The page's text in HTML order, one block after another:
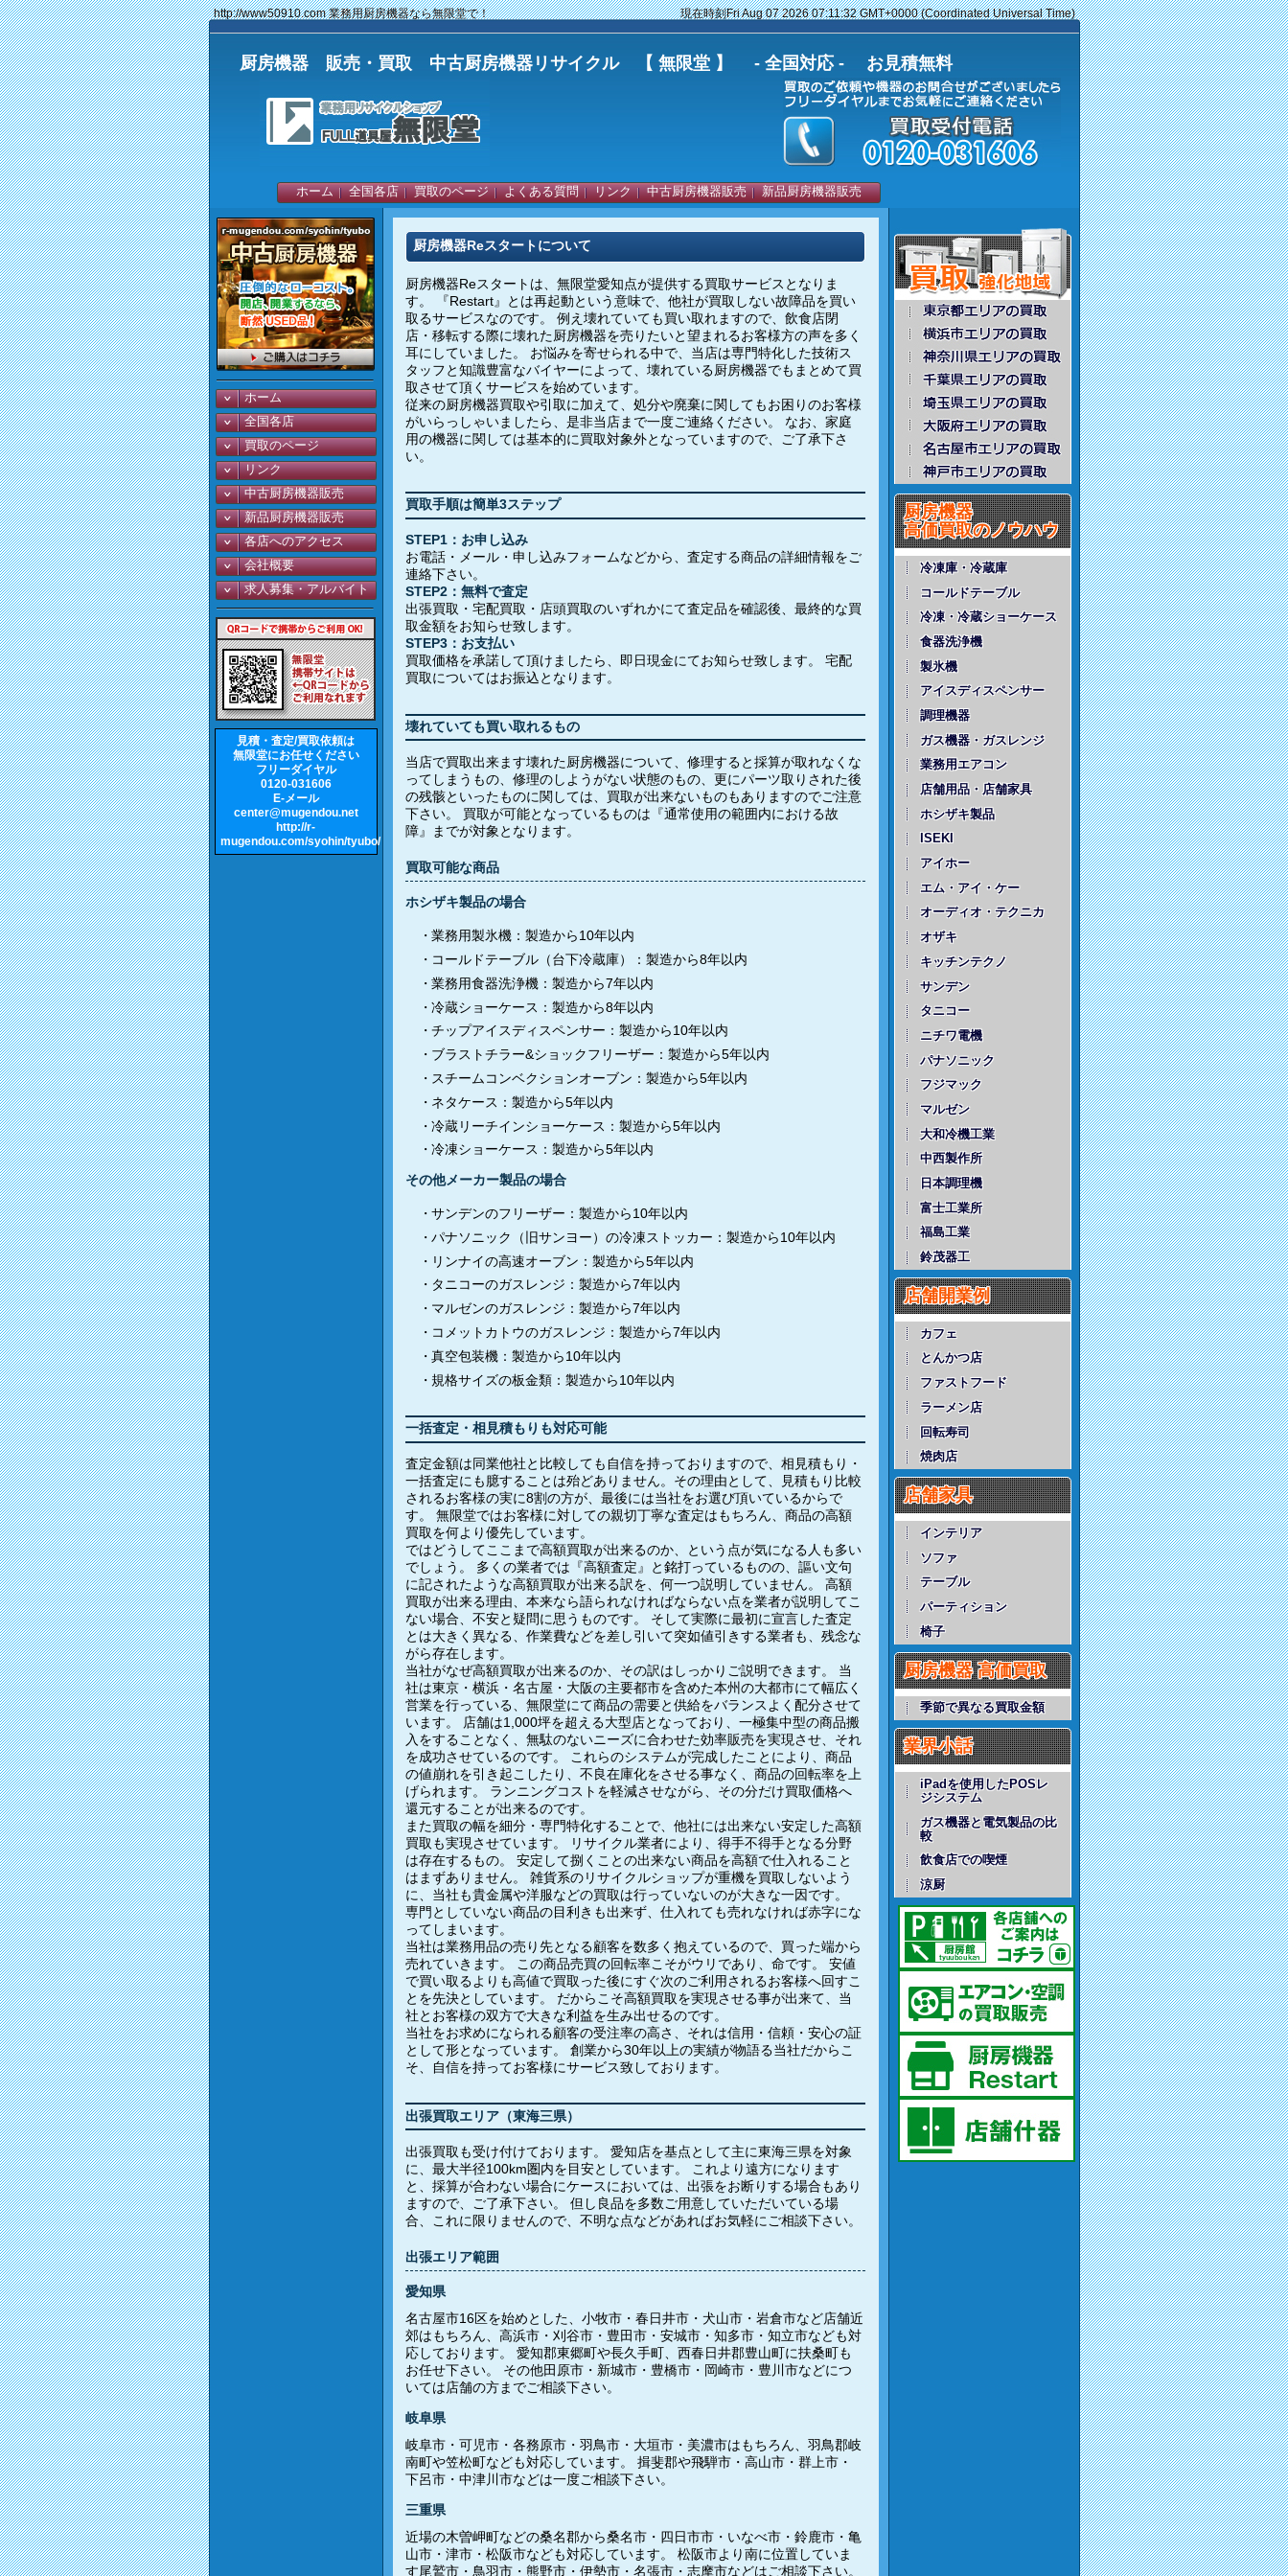
http://www50910.com 業務用厨房機器なら無限堂で！ 現在時刻Fri Aug 07 2026 07:11:32 GMT+0000 (Coordinated Universal Time)
厨房機器 販売・買取 中古厨房機器リサイクル 【 無限堂 】 - 全国対応 - お見積無料
ホーム 全国各店 買取のページ よくある質問 リンク 中古厨房機器販売 新品厨房機器販売
ホーム
全国各店
買取のページ
リンク
中古厨房機器販売
新品厨房機器販売
各店へのアクセス
会社概要
求人募集・アルバイト
見積・査定/買取依頼は
無限堂にお任せください
フリーダイヤル
0120-031606
E-メール
center@mugendou.net
http://r-
mugendou.com/syohin/tyubo/
厨房機器Reスタートについて
厨房機器Reスタートは、無限堂愛知点が提供する買取サービスとなりま
す。 『Restart』とは再起動という意味で、他社が買取しない故障品を買い
取るサービスなのです。 例え壊れていても買い取れますので、飲食店閉
店・移転する際に壊れた厨房機器を売りたいと望まれるお客様方の声を多く
耳にしていました。 お悩みを寄せられる中で、当店は専門特化した技術ス
タッフと知識豊富なバイヤーによって、壊れている厨房機器でもまとめて買
取させて頂くサービスを始めています。
従来の厨房機器買取や引取に加えて、処分や廃棄に関してもお困りのお客様
がいらっしゃいましたら、是非当店まで一度ご連絡ください。 なお、家庭
用の機器に関しては基本的に買取対象外となっていますので、ご了承下さ
い。
買取手順は簡単3ステップ
STEP1：お申し込み
お電話・メール・申し込みフォームなどから、査定する商品の詳細情報をご
連絡下さい。
STEP2：無料で査定
出張買取・宅配買取・店頭買取のいずれかにて査定品を確認後、最終的な買
取金額をお知らせ致します。
STEP3：お支払い
買取価格を承諾して頂けましたら、即日現金にてお知らせ致します。 宅配
買取についてはお振込となります。
壊れていても買い取れるもの
当店で買取出来ます壊れた厨房機器について、修理すると採算が取れなくな
ってしまうもの、修理のしようがない状態のもの、更にパーツ取りされた後
の残骸といったものに関しては、買取が出来ないものもありますのでご注意
下さい。 買取が可能となっているものは『通常使用の範囲内における故
障』までが対象となります。
買取可能な商品
ホシザキ製品の場合
業務用製氷機：製造から10年以内
コールドテーブル（台下冷蔵庫）：製造から8年以内
業務用食器洗浄機：製造から7年以内
冷蔵ショーケース：製造から8年以内
チップアイスディスペンサー：製造から10年以内
ブラストチラー&ショックフリーザー：製造から5年以内
スチームコンベクションオーブン：製造から5年以内
ネタケース：製造から5年以内
冷蔵リーチインショーケース：製造から5年以内
冷凍ショーケース：製造から5年以内
その他メーカー製品の場合
サンデンのフリーザー：製造から10年以内
パナソニック（旧サンヨー）の冷凍ストッカー：製造から10年以内
リンナイの高速オーブン：製造から5年以内
タニコーのガスレンジ：製造から7年以内
マルゼンのガスレンジ：製造から7年以内
コメットカトウのガスレンジ：製造から7年以内
真空包装機：製造から10年以内
規格サイズの板金類：製造から10年以内
一括査定・相見積もりも対応可能
査定金額は同業他社と比較しても自信を持っておりますので、相見積もり・
一括査定にも臆することは殆どありません。その理由として、見積もり比較
されるお客様の実に8割の方が、最後には当社をお選び頂いているからで
す。 無限堂ではお客様に対しての親切丁寧な査定はもちろん、商品の高額
買取を何より優先しています。
ではどうしてここまで高額買取が出来るのか、という点が気になる人も多い
でしょう。 多くの業者では『高額査定』と銘打っているものの、謳い文句
に記されたような高額買取が出来る訳を、何一つ説明していません。 高額
買取が出来る理由、本来なら語られなければならない点を業者が説明してこ
ない場合、不安と疑問に思うものです。 そして実際に最初に宣言した査定
とは大きく異なる、作業費などを差し引いて突如値引きする業者も、残念な
がら存在します。
当社がなぜ高額買取が出来るのか、その訳はしっかりご説明できます。 当
社は東京・横浜・名古屋・大阪の主要都市を含めた本州の大都市にて幅広く
営業を行っている、無限堂にて商品の需要と供給をバランスよく配分させて
います。 店舗は1,000坪を超える大型店となっており、一極集中型の商品搬
入をすることなく、無駄のないニーズに合わせた効率販売を実現させ、それ
を成功させているのです。 これらのシステムが完成したことにより、商品
の値崩れを引き起こしたり、不良在庫化をさせる事なく、商品の回転率を上
げられます。 ランニングコストを軽減させながら、その分だけ買取価格へ
還元することが出来るのです。
また買取の幅を細分・専門特化することで、他社には出来ない安定した高額
買取も実現させています。 リサイクル業者により、得手不得手となる分野
は存在するもの。 安定して捌くことの出来ない商品を高額で仕入れること
はまずありません。 雑貨系のリサイクルショップが重機を買取しないよう
に、当社も貴金属や洋服などの買取は行っていないのが大きな一因です。
専門としていない商品の目利きも出来ず、仕入れても売れなければ赤字にな
ってしまいます。
当社は業務用品の売り先となる顧客を数多く抱えているので、買った端から
売れていきます。 この商品売買の回転率こそがウリであり、命です。 安値
で買い取るよりも高値で買取った後にすぐ次のご利用されるお客様へ回すこ
とを先決としています。 だからこそ高額買取を実現させる事が出来て、当
社とお客様の双方で大きな利益を生み出せるのです。
当社をお求めになられる顧客の受注率の高さ、それは信用・信頼・安心の証
として形となっています。 創業から30年以上の実績が物語る当社だからこ
そ、自信を持ってお客様にサービス致しております。
出張買取エリア（東海三県）
出張買取も受け付けております。 愛知店を基点として主に東海三県を対象
に、最大半径100km圏内を目安としています。 これより遠方になります
と、採算が合わない場合にケースにおいては、出張をお断りする場合もあり
ますので、ご了承下さい。 但し良品を多数ご用意していただいている場
合、これに限りませんので、不明な点などがあればお気軽にご相談下さい。
出張エリア範囲
愛知県
名古屋市16区を始めとした、小牧市・春日井市・犬山市・岩倉市など店舗近
郊はもちろん、高浜市・刈谷市・豊田市・安城市・知多市・知立市なども対
応しております。 愛知郡東郷町や長久手町、西春日井郡豊山町に扶桑町も
お任せ下さい。 その他田原市・新城市・豊橋市・岡崎市・豊川市などにつ
いては店舗の方までご相談下さい。
岐阜県
岐阜市・可児市・各務原市・羽鳥市・大垣市・美濃市はもちろん、羽鳥郡岐
南町や笠松町なども対応しています。 揖斐郡や飛騨市・高山市・群上市・
下呂市・中津川市などは一度ご相談下さい。
三重県
近場の木曽岬町などの桑名郡から桑名市・四日市市・いなべ市・鈴鹿市・亀
山市・津市・松阪市なども対応しています。 松阪市より南に位置していま
す尾鷲市・鳥羽市・熊野市・伊勢市・名張市・志摩市などはご相談下さい。
厨房機器
高価買取のノウハウ
冷凍庫・冷蔵庫
コールドテーブル
冷凍・冷蔵ショーケース
食器洗浄機
製氷機
アイスディスペンサー
調理機器
ガス機器・ガスレンジ
業務用エアコン
店舗用品・店舗家具
ホシザキ製品
ISEKI
アイホー
エム・アイ・ケー
オーディオ・テクニカ
オザキ
キッチンテクノ
サンデン
タニコー
ニチワ電機
パナソニック
フジマック
マルゼン
大和冷機工業
中西製作所
日本調理機
富士工業所
福島工業
鈴茂器工
店舗開業例
カフェ
とんかつ店
ファストフード
ラーメン店
回転寿司
焼肉店
店舗家具
インテリア
ソファ
テーブル
パーティション
椅子
厨房機器 高価買取
季節で異なる買取金額
業界小話
iPadを使用したPOSレ
ジシステム
ガス機器と電気製品の比
較
飲食店での喫煙
涼厨